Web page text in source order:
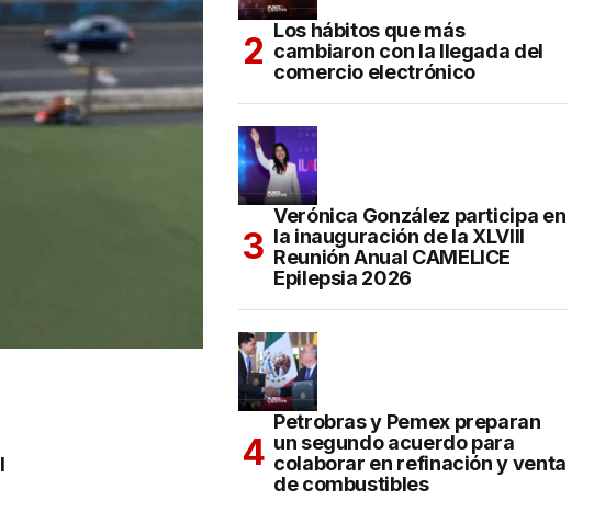
Los hábitos que más
cambiaron con la llegada del
comercio electrónico
Verónica González participa en
la inauguración de la XLVIII
Reunión Anual CAMELICE
Epilepsia 2026
Petrobras y Pemex preparan
un segundo acuerdo para
colaborar en refinación y venta
de combustibles